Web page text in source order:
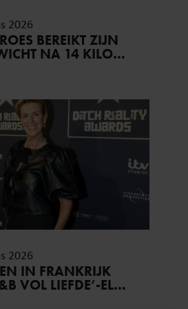
2026
BEREIKT ZIJN
NA 14 KILO
2026
IN FRANKRIJK
VOL LIEFDE’-ELS